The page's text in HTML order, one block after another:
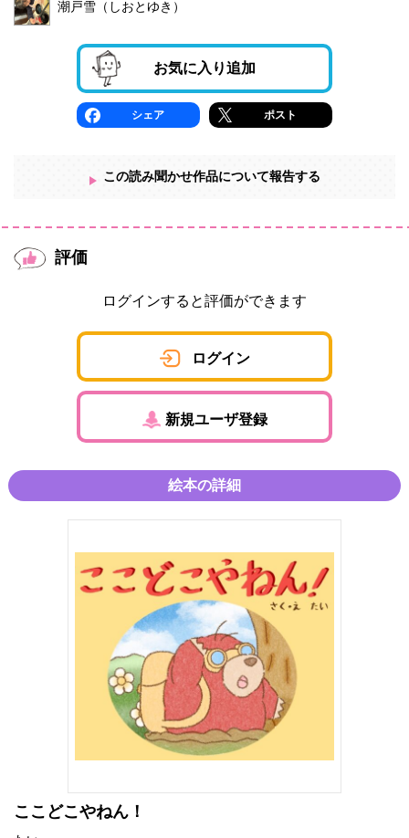
潮戸雪（しおとゆき）
お気に入り追加
シェア ポスト
この読み聞かせ作品について報告する
評価
ログインすると評価ができます
ログイン
新規ユーザ登録
絵本の詳細
ここどこやねん！